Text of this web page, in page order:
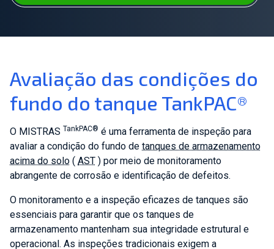
PT
Global
Avaliação das condições do
fundo do tanque TankPAC®
O MISTRAS TankPAC® é uma ferramenta de inspeção para
avaliar a condição do fundo de tanques de armazenamento
acima do solo ( AST ) por meio de monitoramento
abrangente de corrosão e identificação de defeitos.
O monitoramento e a inspeção eficazes de tanques são
essenciais para garantir que os tanques de
armazenamento mantenham sua integridade estrutural e
operacional. As inspeções tradicionais exigem a